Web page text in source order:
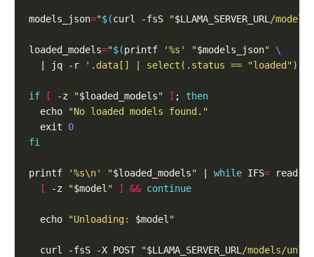
models_json="$(curl -fsS "$LLAMA_SERVER_URL/models"
loaded_models="$(printf '%s' "$models_json"
  | jq -r
'.data[] | select(.status == "loaded")
if [ -z "$loaded_models" ] ; then
  echo
"No loaded models found."
  exit
0
fi
printf '%s\n' "$loaded_models" while IFS= read -
[
-z "$model" ] && continue
  echo
"Unloading: $model"
  curl -fsS -X POST
"$LLAMA_SERVER_URL/models/